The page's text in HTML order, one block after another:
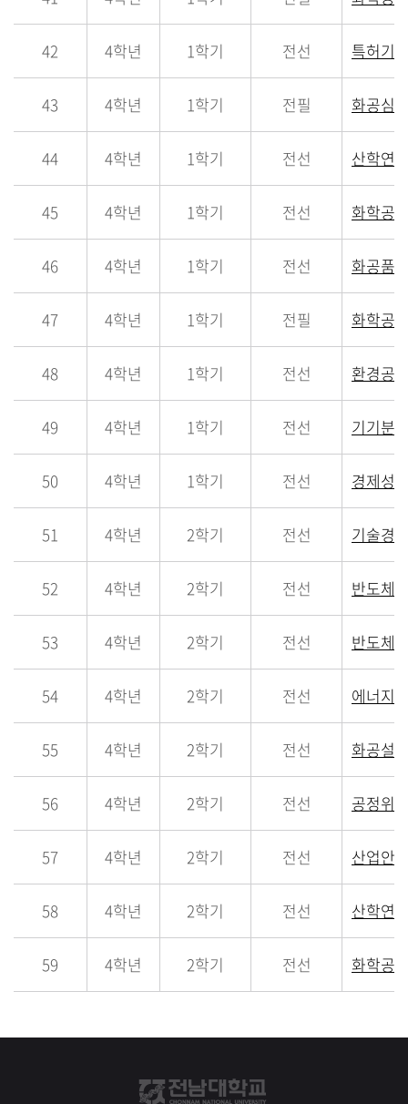
42 4학년 1학기 전선 특허기
43 4학년 1학기 전필 화공심
44 4학년 1학기 전선 산학연
45 4학년 1학기 전선 화학공
46 4학년 1학기 전선 화공품
47 4학년 1학기 전필 화학공
48 4학년 1학기 전선 환경공
49 4학년 1학기 전선 기기분
50 4학년 1학기 전선 경제성
51 4학년 2학기 전선 기술경
52 4학년 2학기 전선 반도체
53 4학년 2학기 전선 반도체.
54 4학년 2학기 전선 에너지
55 4학년 2학기 전선 화공설
56 4학년 2학기 전선 공정위
57 4학년 2학기 전선 산업안
58 4학년 2학기 전선 산학연
59 4학년 2학기 전선 화학공